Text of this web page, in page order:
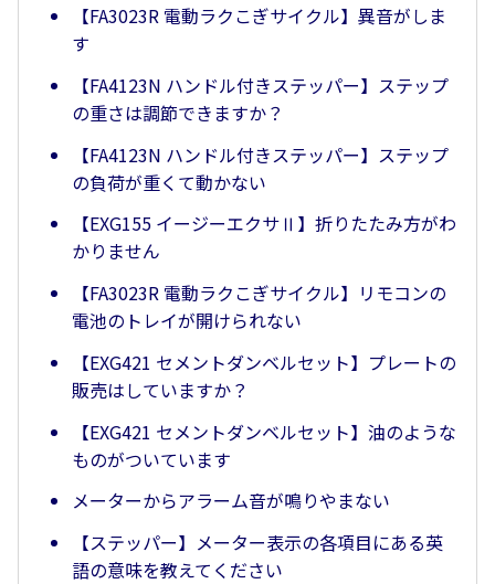
【FA3023R 電動ラクこぎサイクル】異音がしま
す
【FA4123N ハンドル付きステッパー】ステップ
の重さは調節できますか？
【FA4123N ハンドル付きステッパー】ステップ
の負荷が重くて動かない
【EXG155 イージーエクサⅡ】折りたたみ方がわ
かりません
【FA3023R 電動ラクこぎサイクル】リモコンの
電池のトレイが開けられない
【EXG421 セメントダンベルセット】プレートの
販売はしていますか？
【EXG421 セメントダンベルセット】油のような
ものがついています
メーターからアラーム音が鳴りやまない
【ステッパー】メーター表示の各項目にある英
語の意味を教えてください